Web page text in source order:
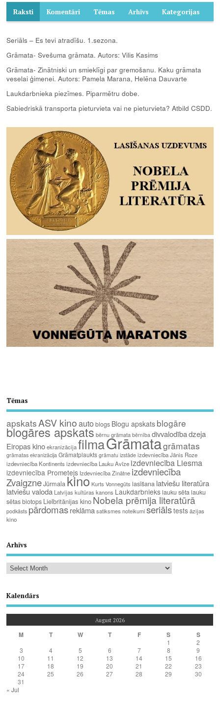
Raksti Komentāri Tēmas Arhīvs Kategorijas
Seriāls – Es tevi atradīšu. 1.sezona.
Grāmata- Svešuma grāmata. Autors: Vilis Kasims
Grāmata- Zinātniski un smieklīgi par gremošanu. Kaku grāmata
veselai ģimenei. Autors: Pamela Marana, Helēna Dauvarte
Laukdarbnieka piezīmes. Piparmētru dobe.
Sabiedriskā transporta pieturvieta vai ne pieturvieta? Atbild CSDD.
Tēmas
apskats ASV kinoauto blogs Blogu apskats blogāre
blogāres apskats bērnu grāmata bērnība divvalodībadzeja
Eiropas kino ekranizācija filmaGrāmatagrāmatas
grāmatas ekranizācija Grāmatplaukts grāmatu izstāde izdevniecība Jānis Roze
izdevniecība Kontinents izdevniecība Lauku Avīze izdevniecība Liesma
izdevniecība Prometejs Izdevniecība Zinātne izdevniecība
ZvaigzneJūrmala kino Kurts Vonnegūts lasīšana latviešu literatūra
latviešu valoda Latvijas kultūras kanons Laukdarbniekslauku sēta lauku
sētas biotops Lielbritānijas kino Nobela prēmija literatūrā
podkāsts pārdomasreklāma satiksmes noteikumi seriālstests āzijas
kino
Arhīvs
Kalendārs
August 2026
M T W T F S S
1
2
3
4 5 6 7 8
9
10
11 12 13 14 15
16
17
18 19 20 21 22
23
24
25 26 27 28 29
30
31
« Jul